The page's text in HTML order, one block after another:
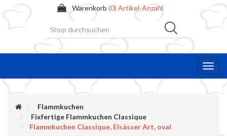
Warenkorb (0) Artikel-Anzahl
Flammkuchen
Fixfertige Flammkuchen Classique
Flammkuchen Classique, Elsässer Art, oval